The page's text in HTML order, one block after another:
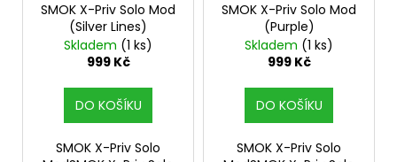
SMOK X-Priv Solo Mod
(Silver Lines)
Skladem (1 ks)
999 Kč
DO KOŠÍKU
SMOK X-Priv Solo
SMOK X-Priv Solo Mod
(Purple)
Skladem (1 ks)
999 Kč
DO KOŠÍKU
SMOK X-Priv Solo